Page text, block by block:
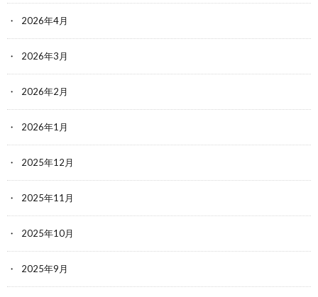
2026年4月
2026年3月
2026年2月
2026年1月
2025年12月
2025年11月
2025年10月
2025年9月